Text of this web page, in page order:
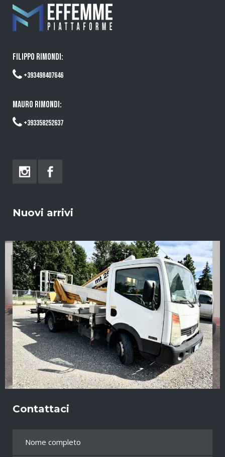
FILIPPO RIMONDI:
+393498407646
MAURO RIMONDI:
+393358252637
Nuovi arrivi
Contattaci